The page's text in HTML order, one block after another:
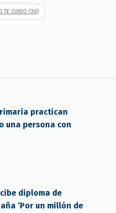
TE CUIDO (30)
practican
una persona con
diploma de
‘Por un millón de